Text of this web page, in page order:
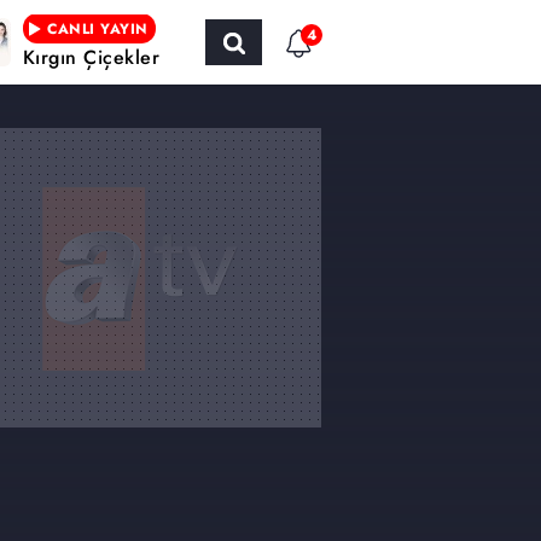
CANLI YAYIN
Kırgın Çiçekler
4